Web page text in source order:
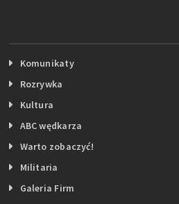
Komunikaty
Rozrywka
Kultura
ABC wędkarza
Warto zobaczyć!
Militaria
Galeria Firm